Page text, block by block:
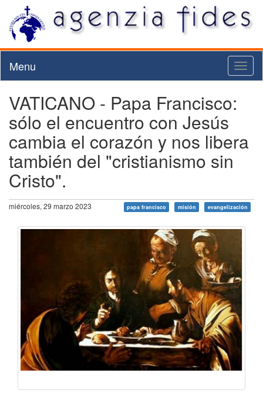
Menu
VATICANO - Papa Francisco:
sólo el encuentro con Jesús
cambia el corazón y nos libera
también del "cristianismo sin
Cristo".
miércoles, 29 marzo 2023 papa francisco misión evangelización